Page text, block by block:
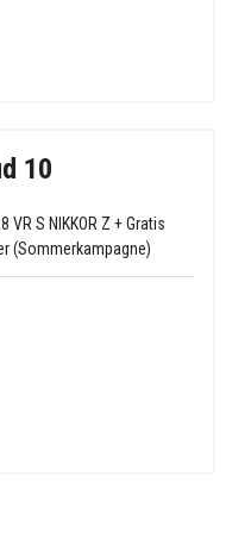
10
VR S NIKKOR Z + Gratis
(Sommerkampagne)